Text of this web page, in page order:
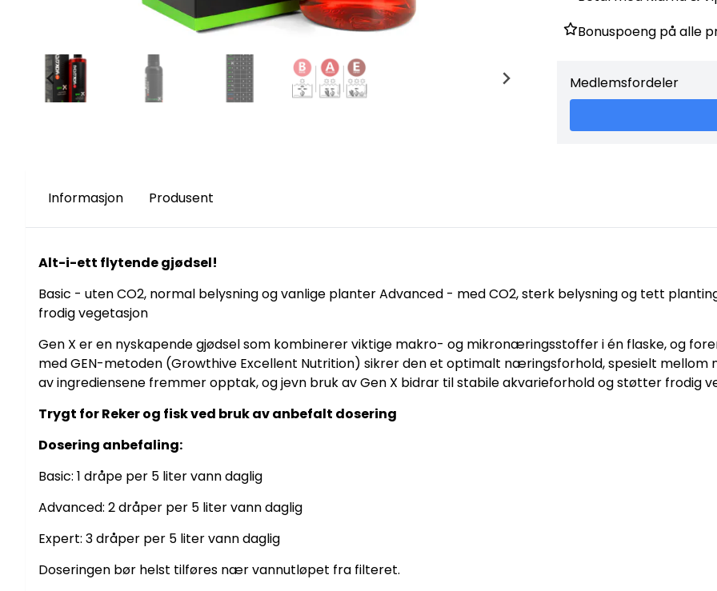
Bonuspoeng på alle
Medlemsfordeler
Informasjon Produsent
Alt-i-ett flytende gjødsel!
Basic - uten CO2, normal belysning og vanlige planter Advanced - med CO2, sterk belysning og tett
frodig vegetasjon
Gen X er en nyskapende gjødsel som kombinerer viktige makro- og mikronæringsstoffer i én flaske, og
med GEN-metoden (Growthive Excellent Nutrition) sikrer den et optimalt næringsforhold, spesielt mellom
av ingrediensene fremmer opptak, og jevn bruk av Gen X bidrar til stabile akvarieforhold og støtter frodig
Trygt for Reker og fisk ved bruk av anbefalt dosering
Dosering anbefaling:
Basic: 1 dråpe per 5 liter vann daglig
Advanced: 2 dråper per 5 liter vann daglig
Expert: 3 dråper per 5 liter vann daglig
Doseringen bør helst tilføres nær vannutløpet fra filteret.